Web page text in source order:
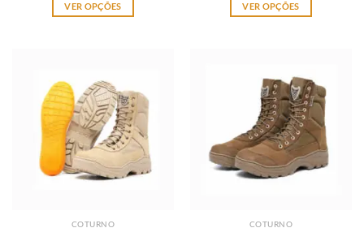
VER OPÇÕES
variantes.
As
opções
podem
ser
escolhidas
VER OPÇÕES
várias
variantes.
As
opções
podem
ser
escolhidas
COTURNO COTURNO